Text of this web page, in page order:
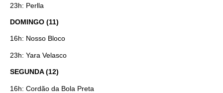
23h: Perlla
DOMINGO (11)
16h: Nosso Bloco
23h: Yara Velasco
SEGUNDA (12)
16h: Cordão da Bola Preta